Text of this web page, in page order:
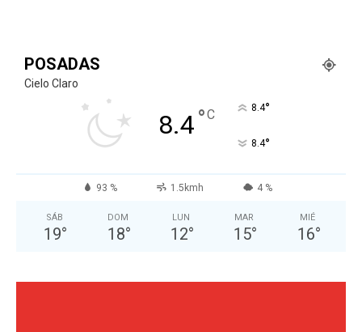
POSADAS
Cielo Claro
8.4°C 8.4°
8.4°
93 % 1.5kmh 4 %
SÁB
19°
DOM
18°
LUN
12°
MAR
15°
MIÉ
16°